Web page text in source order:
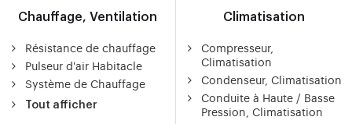
Chauffage, Ventilation
Résistance de chauffage
Pulseur d'air Habitacle
Système de Chauffage
Tout afficher
Climatisation
Compresseur,
Climatisation
Condenseur, Climatisation
Conduite à Haute / Basse
Pression, Climatisation